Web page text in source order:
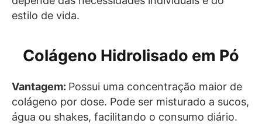
estilo de vida.
Colágeno Hidrolisado em Pó
Vantagem: Possui uma concentração maior de
colágeno por dose. Pode ser misturado a sucos,
água ou shakes, facilitando o consumo diário.